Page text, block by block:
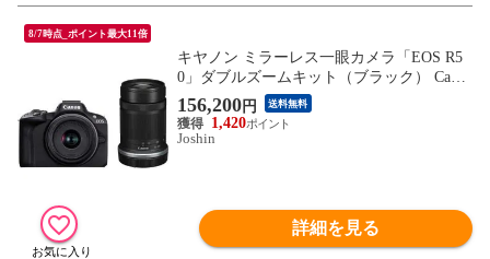
8/7時点_ポイント最大11倍
キヤノン ミラーレス一眼カメラ「EOS R5
0」ダブルズームキット（ブラック） Cano
n EOSR50BK-WZK 【返品種別A】
156,200円 送料無料
1,420
Joshin
詳細を見る